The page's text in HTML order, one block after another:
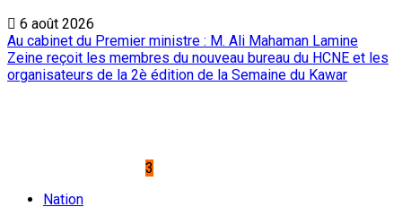
6 août 2026
Au cabinet du Premier ministre : M. Ali Mahaman Lamine
Zeine reçoit les membres du nouveau bureau du HCNE et les
organisateurs de la 2è édition de la Semaine du Kawar
3
Nation